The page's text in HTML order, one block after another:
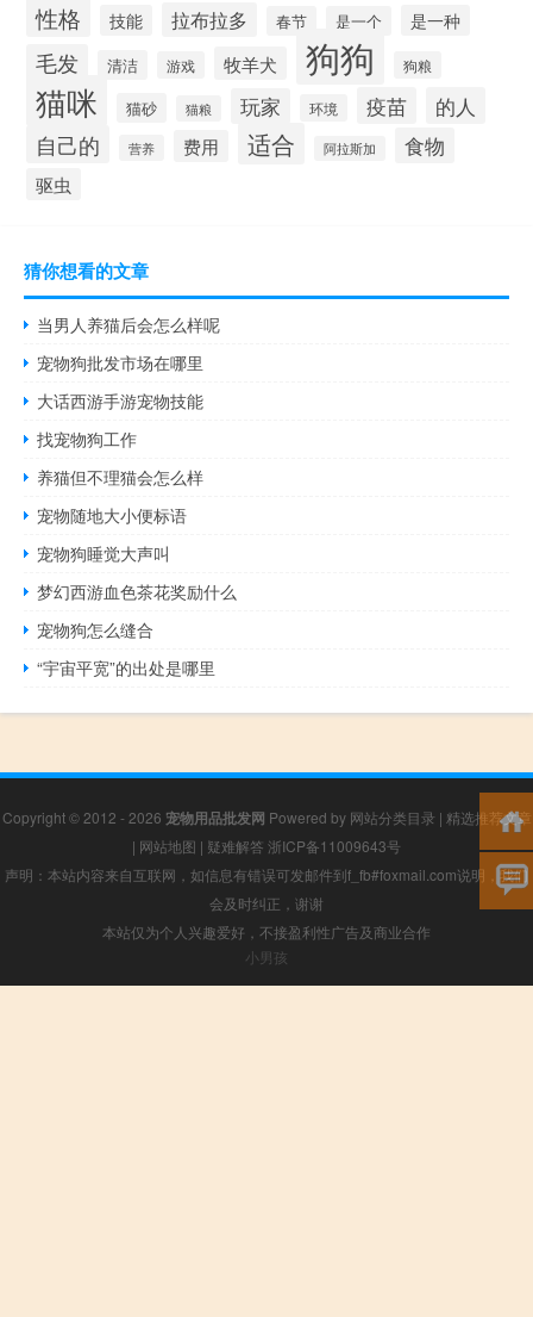
性格 技能 拉布拉多 春节 是一个 是一种
毛发 清洁 游戏 牧羊犬 狗狗 狗粮
猫咪 猫砂 猫粮 玩家 环境 疫苗 的人
自己的 营养 费用 适合 阿拉斯加 食物
驱虫
猜你想看的文章
当男人养猫后会怎么样呢
宠物狗批发市场在哪里
大话西游手游宠物技能
找宠物狗工作
养猫但不理猫会怎么样
宠物随地大小便标语
宠物狗睡觉大声叫
梦幻西游血色茶花奖励什么
宠物狗怎么缝合
“宇宙平宽”的出处是哪里
Copyright © 2012 - 2026 宠物用品批发网 Powered by 网站分类目录 | 精选推荐文章
| 网站地图 | 疑难解答 浙ICP备11009643号
声明：本站内容来自互联网，如信息有错误可发邮件到f_fb#foxmail.com说明，我们
会及时纠正，谢谢
本站仅为个人兴趣爱好，不接盈利性广告及商业合作
小男孩